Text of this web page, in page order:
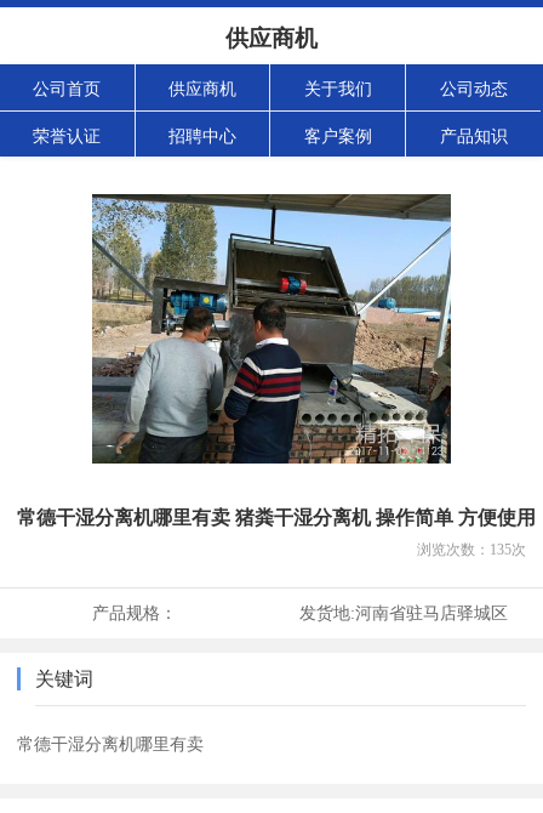
供应商机
公司首页 供应商机 关于我们 公司动态
荣誉认证 招聘中心 客户案例 产品知识
常德干湿分离机哪里有卖 猪粪干湿分离机 操作简单 方便使用
浏览次数： 135次
产品规格： 发货地:河南省驻马店驿城区
关键词
常德干湿分离机哪里有卖